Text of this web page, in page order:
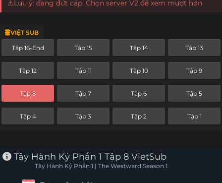
⚠️Lưu ý: đang đứt cáp, Chọn server V2 để xem mượt hơn
VIỆT SUB
Tập 16-End Tập 15 Tập 14 Tập 13
Tập 12 Tập 11 Tập 10 Tập 9
Tập 8 Tập 7 Tập 6 Tập 5
Tập 4 Tập 3 Tập 2 Tập 1
Tây Hành Kỷ Phần 1 Tập 8 VietSub
Tây Hành Kỷ Phần 1 | The Westward Season 1